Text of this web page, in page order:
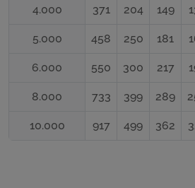
4.000 371 204 149
5.000 458 250 181
6.000 550 300 217
8.000 733 399 289
10.000 917 499 362